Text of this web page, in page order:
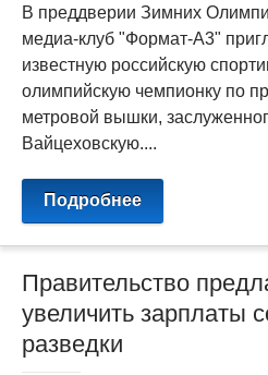
В преддверии Зимних
медиа-клуб "Формат-А3"
известную российскую
олимпийскую чемпионку по
метровой вышки,
Вайцеховскую....
Подробнее
Правительство
увеличить зарплаты
разведки